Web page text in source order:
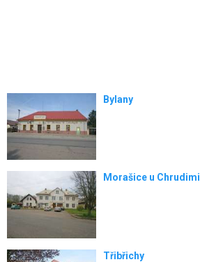
Bylany
Morašice u Chrudimi
Třibřichy